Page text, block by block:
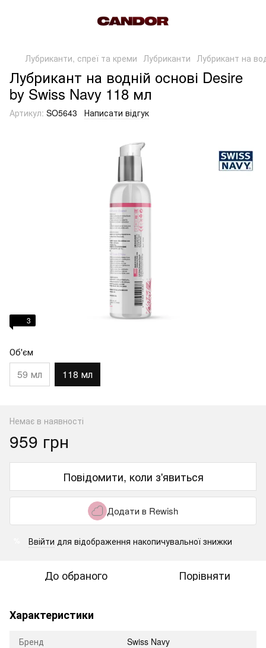
Лубриканти, спреї та креми Лубриканти Лубрикант на
Лубрикант на водній основі Desire
by Swiss Navy 118 мл
Артикул: SO5643 Написати відгук
3
Об'єм
59 мл 118 мл
Немає в наявності
959 грн
Повідомити, коли з'явиться
Додати в Rewish
Ввійти для відображення накопичувальної знижки
До обраного Порівняти
Характеристики
Бренд
Swiss Navy